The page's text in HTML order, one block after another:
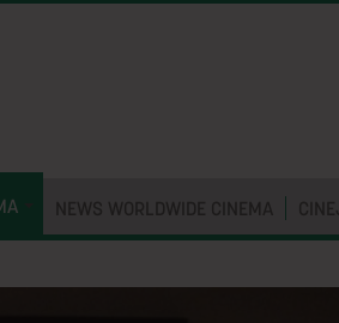
NEWS WORLDWIDE CINEMA